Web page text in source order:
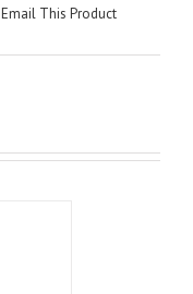
Email This Product